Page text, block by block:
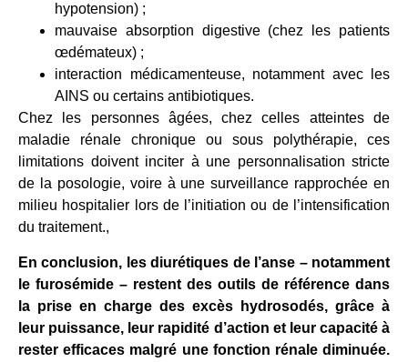
hypotension) ;
mauvaise absorption digestive (chez les patients
œdémateux) ;
interaction médicamenteuse, notamment avec les
AINS ou certains antibiotiques.
Chez les personnes âgées, chez celles atteintes de
maladie rénale chronique ou sous polythérapie, ces
limitations doivent inciter à une personnalisation stricte
de la posologie, voire à une surveillance rapprochée en
milieu hospitalier lors de l’initiation ou de l’intensification
du traitement.,
En conclusion, les diurétiques de l’anse – notamment
le furosémide – restent des outils de référence dans
la prise en charge des excès hydrosodés, grâce à
leur puissance, leur rapidité d’action et leur capacité à
rester efficaces malgré une fonction rénale diminuée.